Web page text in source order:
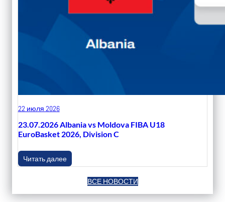
22 июля 2026
23.07.2026 Albania vs Moldova FIBA U18
EuroBasket 2026, Division C
Читать далее
ВСЕ НОВОСТИ